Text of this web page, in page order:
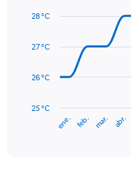
values.
with
data
The
has
ene. feb. mar. abr.
25 °C
26 °C
27 °C
28 °C